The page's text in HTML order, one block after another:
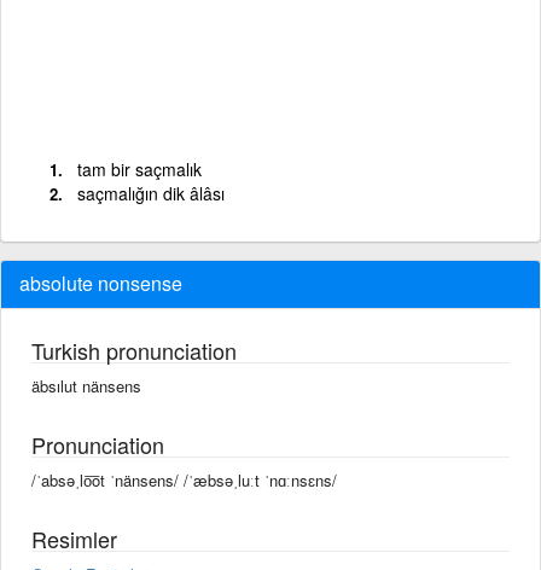
tam bir saçmalık
saçmalığın dik âlâsı
absolute nonsense
Turkish pronunciation
äbsılut nänsens
Pronunciation
/ˈabsəˌlo͞ot ˈnänsens/ /ˈæbsəˌluːt ˈnɑːnsɛns/
Resimler